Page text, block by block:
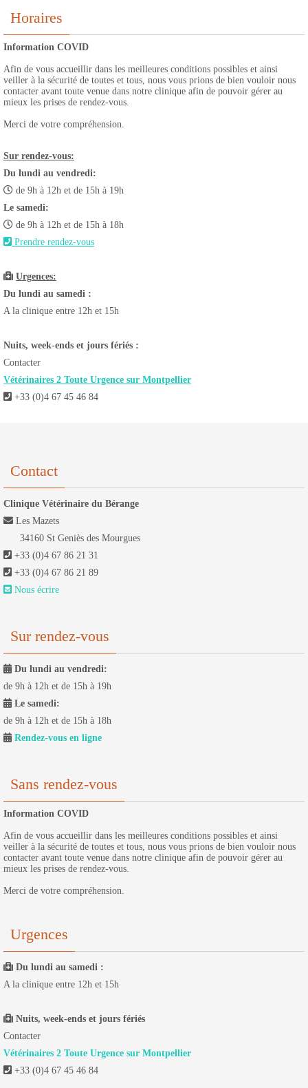
Horaires
Information COVID
Afin de vous accueillir dans les meilleures conditions possibles et ainsi
veiller à la sécurité de toutes et tous, nous vous prions de bien vouloir nous
contacter avant toute venue dans notre clinique afin de pouvoir gérer au
mieux les prises de rendez-vous.
Merci de votre compréhension.
Sur rendez-vous:
Du lundi au vendredi:
de 9h à 12h et de 15h à 19h
Le samedi:
de 9h à 12h et de 15h à 18h
Prendre rendez-vous
Urgences:
Du lundi au samedi :
A la clinique entre 12h et 15h
Nuits, week-ends et jours fériés :
Contacter
Vétérinaires 2 Toute Urgence sur Montpellier
+33 (0)4 67 45 46 84
Contact
Clinique Vétérinaire du Bérange
Les Mazets
34160 St Geniès des Mourgues
+33 (0)4 67 86 21 31
+33 (0)4 67 86 21 89
Nous écrire
Sur rendez-vous
Du lundi au vendredi:
de 9h à 12h et de 15h à 19h
Le samedi:
de 9h à 12h et de 15h à 18h
Rendez-vous en ligne
Sans rendez-vous
Information COVID
Afin de vous accueillir dans les meilleures conditions possibles et ainsi
veiller à la sécurité de toutes et tous, nous vous prions de bien vouloir nous
contacter avant toute venue dans notre clinique afin de pouvoir gérer au
mieux les prises de rendez-vous.
Merci de votre compréhension.
Urgences
Du lundi au samedi :
A la clinique entre 12h et 15h
Nuits, week-ends et jours fériés
Contacter
Vétérinaires 2 Toute Urgence sur Montpellier
+33 (0)4 67 45 46 84